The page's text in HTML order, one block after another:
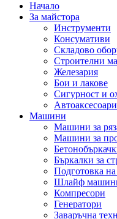
Начало
За майстора
Инструменти
Консумативи
Складово
Строителни
Железария
Бои и лакове
Сигурност и
Автоаксесоари
Машини
Машини за
Машини за
Бъркалки за
Подготовка
Шлайф
Компресори
Генератори
Заваръчна